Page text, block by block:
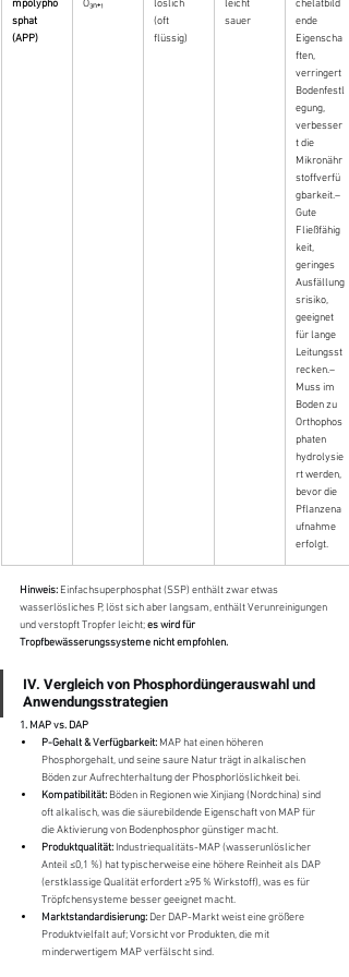
mpolypho
sphat
(APP)
O₃ₙ₊₁
löslich
(oft
flüssig)
leicht
sauer
chelatbild
ende
Eigenscha
ften,
verringert
Bodenfestl
egung,
verbesser
t die
Mikronähr
stoffverfü
gbarkeit.–
Gute
Fließfähig
keit,
geringes
Ausfällung
srisiko,
geeignet
für lange
Leitungsst
recken.–
Muss im
Boden zu
Orthophos
phaten
hydrolysie
rt werden,
bevor die
Pflanzena
ufnahme
erfolgt.
Hinweis: Einfachsuperphosphat (SSP) enthält zwar etwas
wasserlösliches P, löst sich aber langsam, enthält Verunreinigungen
und verstopft Tropfer leicht; es wird für
Tropfbewässerungssysteme nicht empfohlen.
IV. Vergleich von Phosphordüngerauswahl und
Anwendungsstrategien
1. MAP vs. DAP
P-Gehalt & Verfügbarkeit: MAP hat einen höheren
Phosphorgehalt, und seine saure Natur trägt in alkalischen
Böden zur Aufrechterhaltung der Phosphorlöslichkeit bei.
Kompatibilität: Böden in Regionen wie Xinjiang (Nordchina) sind
oft alkalisch, was die säurebildende Eigenschaft von MAP für
die Aktivierung von Bodenphosphor günstiger macht.
Produktqualität: Industriequalitäts-MAP (wasserunlöslicher
Anteil ≤0,1 %) hat typischerweise eine höhere Reinheit als DAP
(erstklassige Qualität erfordert ≥95 % Wirkstoff), was es für
Tröpfchensysteme besser geeignet macht.
Marktstandardisierung: Der DAP-Markt weist eine größere
Produktvielfalt auf; Vorsicht vor Produkten, die mit
minderwertigem MAP verfälscht sind.